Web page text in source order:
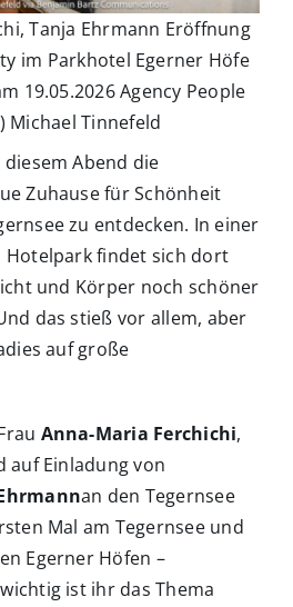
Tanja Ehrmann Eröffnung
im Parkhotel Egerner Höfe
19.05.2026 Agency People
Michael Tinnefeld
Abend die
Zuhause für Schönheit
zu entdecken. In einer
Hotelpark findet sich dort
und Körper noch schöner
das stieß vor allem, aber
auf große
Anna-Maria Ferchichi,
auf Einladung von
an den Tegernsee
Mal am Tegernsee und
Egerner Höfen –
ist ihr das Thema